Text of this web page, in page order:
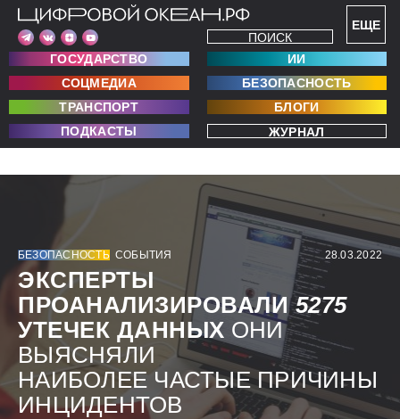
ЕЩЕ
ПОИСК
ГОСУДАРСТВО
ИИ
СОЦМЕДИА
БЕЗОПАСНОСТЬ
ТРАНСПОРТ
БЛОГИ
ПОДКАСТЫ
ЖУРНАЛ
БЕЗОПАСНОСТЬ СОБЫТИЯ 28.03.2022
ЭКСПЕРТЫ
ПРОАНАЛИЗИРОВАЛИ5275
УТЕЧЕК ДАННЫХ ОНИ
ВЫЯСНЯЛИ
НАИБОЛЕЕ ЧАСТЫЕ ПРИЧИНЫ
ИНЦИДЕНТОВ